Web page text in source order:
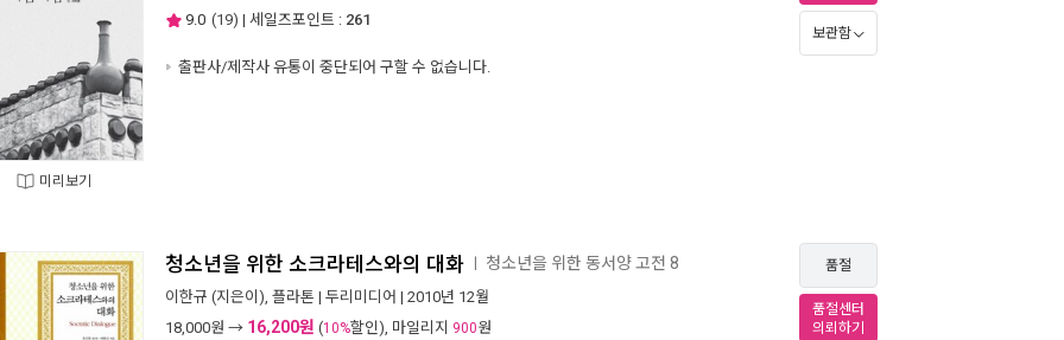
미리보기
9.0 (19) | 세일즈포인트 : 261
출판사/제작사 유통이 중단되어 구할 수 없습니다.
보관함
청소년을 위한 소크라테스와의 대화 청소년을 위한 동서양 고전 8
이한규 (지은이), 플라톤 | 두리미디어 | 2010년 12월
18,000원 → 16,200원 (10%할인), 마일리지 900원
품절
품절센터
의뢰하기